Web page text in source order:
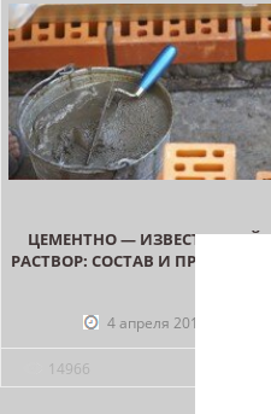
ЦЕМЕНТНО — ИЗВЕСТКОВЫЙ
РАСТВОР: СОСТАВ И ПРОПОРЦИИ
4 апреля 2015
14966